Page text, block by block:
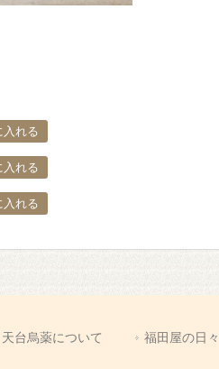
天台烏薬について 福田屋の日々